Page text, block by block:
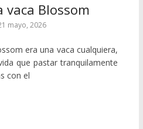
vaca Blossom
mayo, 2026
era una vaca cualquiera,
que pastar tranquilamente
con el